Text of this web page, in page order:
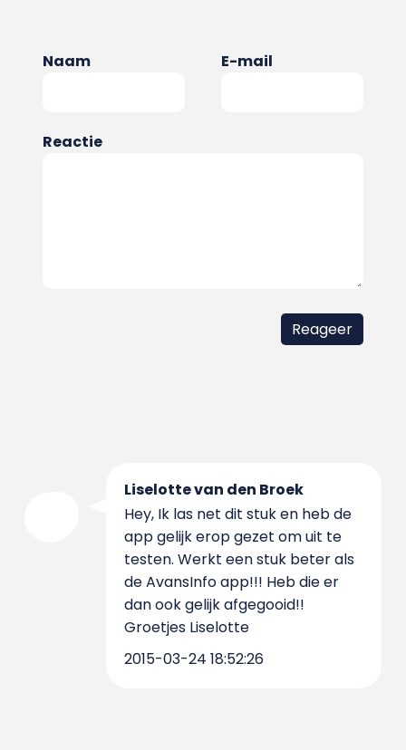
Naam E-mail
Reactie
Liselotte van den Broek
Hey, Ik las net dit stuk en heb de
app gelijk erop gezet om uit te
testen. Werkt een stuk beter als
de AvansInfo app!!! Heb die er
dan ook gelijk afgegooid!!
Groetjes Liselotte
2015-03-24 18:52:26